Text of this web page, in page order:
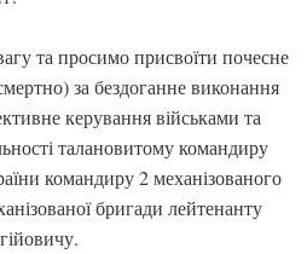
та просимо присвоїти почесне
за бездоганне виконання
керування військами та
талановитому командиру
командиру 2 механізованого
бригади лейтенанту